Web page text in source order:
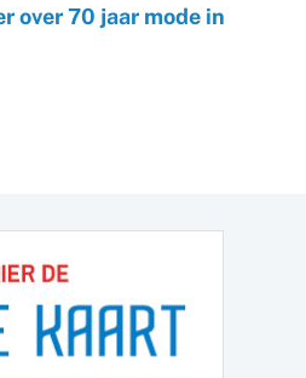
over 70 jaar mode in